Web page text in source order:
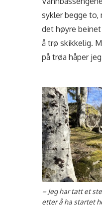
sykler begge
det høyre
å trø skikkelig.
på trøa håper
– Jeg har tatt et
etter å ha startet